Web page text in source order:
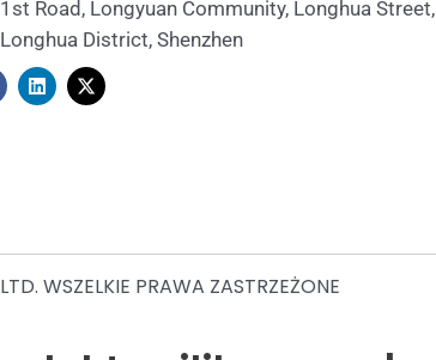
1st Road, Longyuan Community, Longhua Street,
Longhua District, Shenzhen
L
i
n
X
-
t
WSZELKIE PRAWA ZASTRZEŻONE